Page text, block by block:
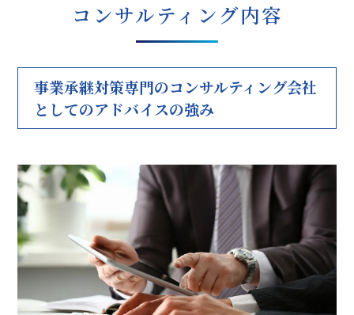
コンサルティング内容
事業承継対策専門のコンサルティング会社
としてのアドバイスの強み